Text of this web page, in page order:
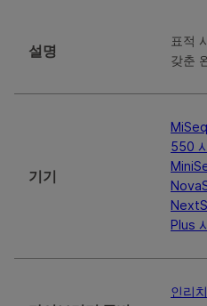
설명
표적
갖춘
기기
550
Plus
인리